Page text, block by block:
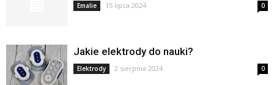
Emalie 15 lipca 2024 0
Jakie elektrody do nauki?
Elektrody 2 sierpnia 2024 0